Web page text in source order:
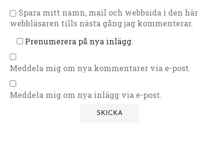
Spara mitt namn, mail och webbsida i den här
webbläsaren tills nästa gång jag kommenterar.
Prenumerera på nya inlägg.
Meddela mig om nya kommentarer via e-post.
Meddela mig om nya inlägg via e-post.